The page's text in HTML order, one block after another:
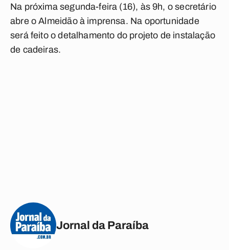
Na próxima segunda-feira (16), às 9h, o secretário
abre o Almeidão à imprensa. Na oportunidade
será feito o detalhamento do projeto de instalação
de cadeiras.
Jornal da Paraíba